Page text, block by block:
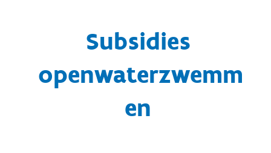
Subsidies
openwaterzwemm
en